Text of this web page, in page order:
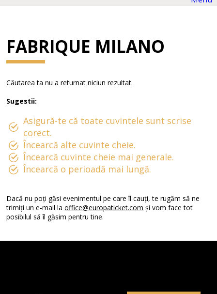
FABRIQUE MILANO
Căutarea ta nu a returnat niciun rezultat.
Sugestii:
Asigură-te că toate cuvintele sunt scrise
corect.
Încearcă alte cuvinte cheie.
Încearcă cuvinte cheie mai generale.
Încearcă o perioadă mai lungă.
Dacă nu poți găsi evenimentul pe care îl cauți, te rugăm să ne
trimiți un e-mail laoffice@europaticket.com și vom face tot
posibilul să îl găsim pentru tine.